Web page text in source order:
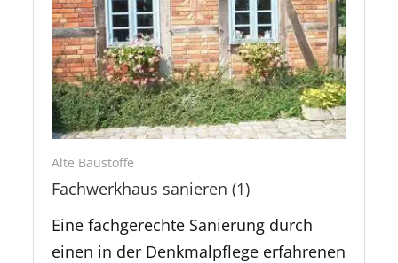
Alte Baustoffe
Fachwerkhaus sanieren (1)
Eine fachgerechte Sanierung durch
einen in der Denkmalpflege erfahrenen